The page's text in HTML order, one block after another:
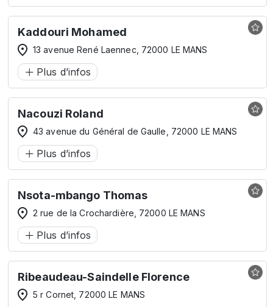
Kaddouri Mohamed
13 avenue René Laennec, 72000 LE MANS
Plus d’infos
Nacouzi Roland
43 avenue du Général de Gaulle, 72000 LE MANS
Plus d’infos
Nsota-mbango Thomas
2 rue de la Crochardière, 72000 LE MANS
Plus d’infos
Ribeaudeau-Saindelle Florence
5 r Cornet, 72000 LE MANS